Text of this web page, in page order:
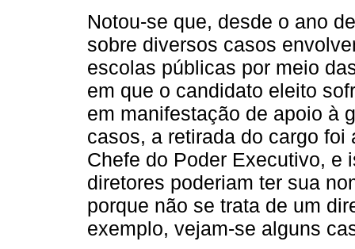
Notou-se que, desde o ano
sobre diversos casos
escolas públicas por meio
em que o candidato eleito
em manifestação de apoio à
casos, a retirada do cargo
Chefe do Poder Executivo, e
diretores poderiam ter sua
porque não se trata de um
exemplo, vejam-se alguns